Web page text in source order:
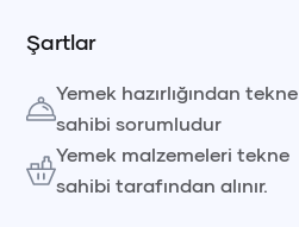
Şartlar
Yemek hazırlığından tekne
sahibi sorumludur
Yemek malzemeleri tekne
sahibi tarafından alınır.